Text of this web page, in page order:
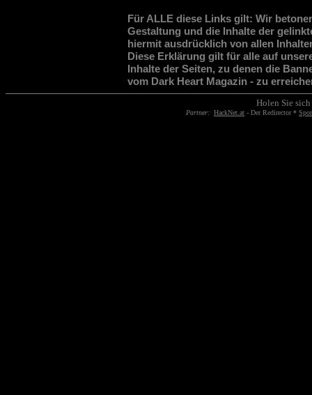
Für ALLE diese Links gilt: Wir
Gestaltung und die Inhalte der
hiermit ausdrücklich von allen
Diese Erklärung gilt für alle auf
Inhalte der Seiten, zu denen die
vom Dark Heart Magazin - zu
Holen Sie
Partner: HackNet.at - Der Redirector *